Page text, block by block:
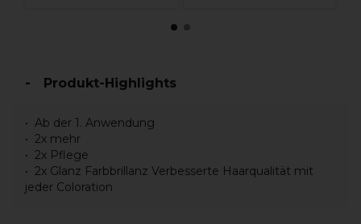
Produkt-Highlights
Ab der 1. Anwendung
2x mehr
2x Pflege
2x Glanz Farbbrillanz Verbesserte Haarqualität mit
jeder Coloration